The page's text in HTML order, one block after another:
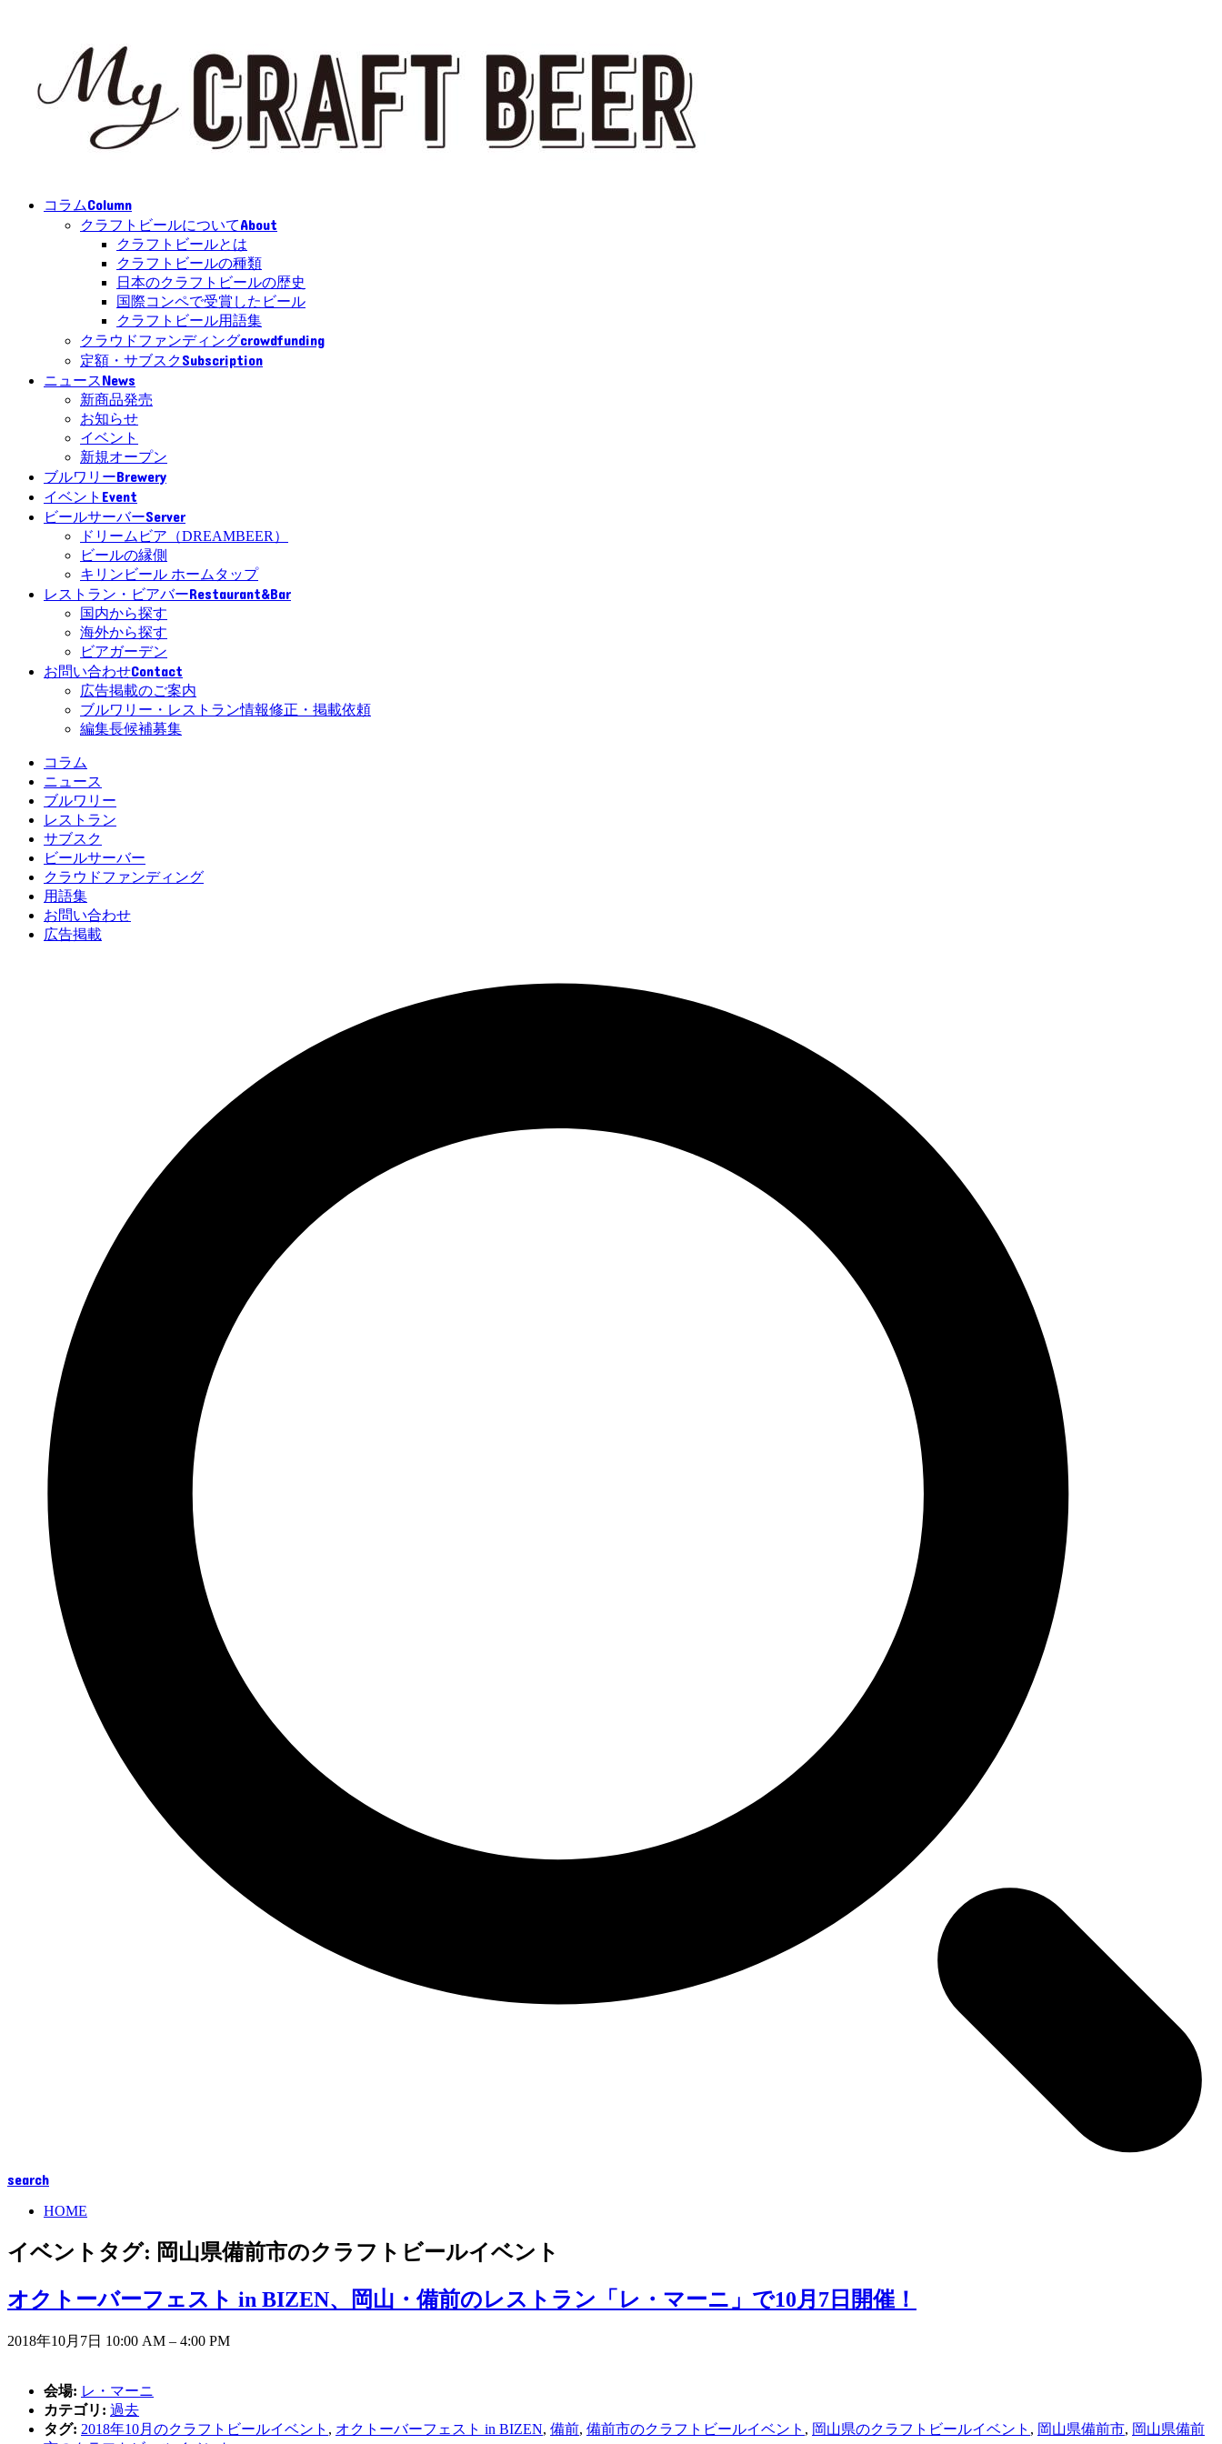
コラムColumn
クラフトビールについてAbout
クラフトビールとは
クラフトビールの種類
日本のクラフトビールの歴史
国際コンペで受賞したビール
クラフトビール用語集
クラウドファンディングcrowdfunding
定額・サブスクSubscription
ニュースNews
新商品発売
お知らせ
イベント
新規オープン
ブルワリーBrewery
イベント Event
ビールサーバーServer
ドリームビア（DREAMBEER）
ビールの縁側
キリンビール ホームタップ
レストラン・ビアバーRestaurant&Bar
国内から探す
海外から探す
ビアガーデン
お問い合わせContact
広告掲載のご案内
ブルワリー・レストラン情報修正・掲載依頼
編集長候補募集
コラム
ニュース
ブルワリー
レストラン
サブスク
ビールサーバー
クラウドファンディング
用語集
お問い合わせ
広告掲載
search
HOME
イベントタグ: 岡山県備前市のクラフトビールイベント
オクトーバーフェスト in BIZEN、岡山・備前のレストラン「レ・マーニ」で10月7日開催！
2018年10月7日 10:00 AM – 4:00 PM
会場: レ・マーニ
カテゴリ: 過去
タグ: 2018年10月のクラフトビールイベント , オクトーバーフェスト in BIZEN, 備前, 備前市のクラフトビールイベント , 岡山県のクラフトビールイベント , 岡山県備前市, 岡山県備前